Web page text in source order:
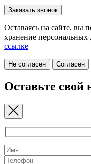
Заказать звонок
Оставаясь на сайте, вы
хранение
ссылке
Не согласен Согласен
Оставьте свой